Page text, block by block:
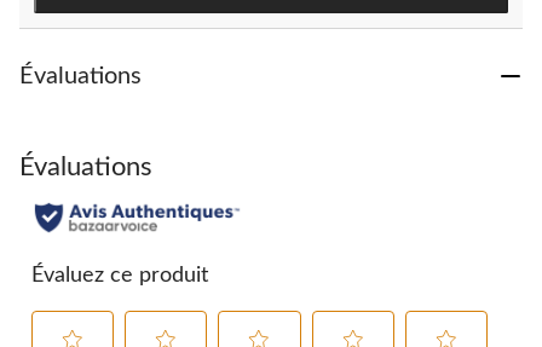
Évaluations
Évaluations
Évaluez ce produit